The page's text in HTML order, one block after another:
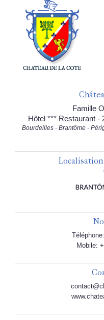
Famille
Hôtel *** Restaurant -
Bourdeilles - Brantôme -
Localisation
Mobile: